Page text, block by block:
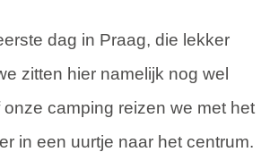
dag in Praag, die lekker
zitten hier namelijk nog wel
camping reizen we met het
in een uurtje naar het centrum.